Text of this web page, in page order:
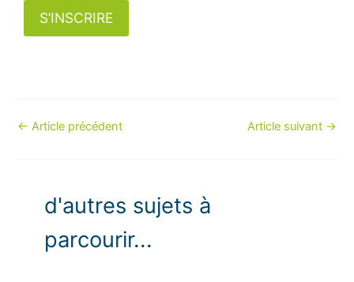
S’INSCRIRE
← Article précédent Article suivant →
d'autres sujets à
parcourir...